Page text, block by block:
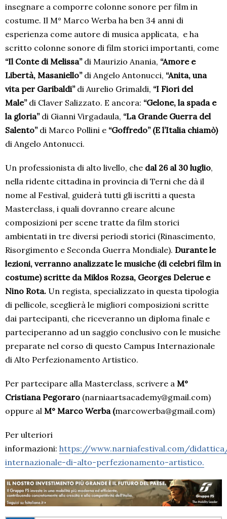
insegnare a comporre colonne sonore per film in
costume. Il M° Marco Werba ha ben 34 anni di
esperienza come autore di musica applicata, e ha
scritto colonne sonore di film storici importanti, come
“Il Conte di Melissa”di Maurizio Anania, “Amore e
Libertà, Masaniello”di Angelo Antonucci, “Anita, una
vita per Garibaldi”di Aurelio Grimaldi, “I Fiori del
Male”di Claver Salizzato. E ancora: “Gelone, la spada e
la gloria”di Gianni Virgadaula, “La Grande Guerra del
Salento”di Marco Pollini e “Goffredo” (E l’Italia chiamò)
di Angelo Antonucci.
Un professionista di alto livello, che dal 26 al 30 luglio,
nella ridente cittadina in provincia di Terni che dà il
nome al Festival, guiderà tutti gli iscritti a questa
Masterclass, i quali dovranno creare alcune
composizioni per scene tratte da film storici
ambientati in tre diversi periodi storici (Rinascimento,
Risorgimento e Seconda Guerra Mondiale). Durante le
lezioni, verranno analizzate le musiche (di celebri film in
costume) scritte da Miklos Rozsa, Georges Delerue e
Nino Rota. Un regista, specializzato in questa tipologia
di pellicole, sceglierà le migliori composizioni scritte
dai partecipanti, che riceveranno un diploma finale e
parteciperanno ad un saggio conclusivo con le musiche
preparate nel corso di questo Campus Internazionale
di Alto Perfezionamento Artistico.
Per partecipare alla Masterclass, scrivere a M°
Cristiana Pegoraro (narniaartsacademy@gmail.com)
oppure al M° Marco Werba (marcowerba@gmail.com)
Per ulteriori
informazioni: https://www.narniafestival.com/
internazionale-di-alto-perfezionamento-artistico.